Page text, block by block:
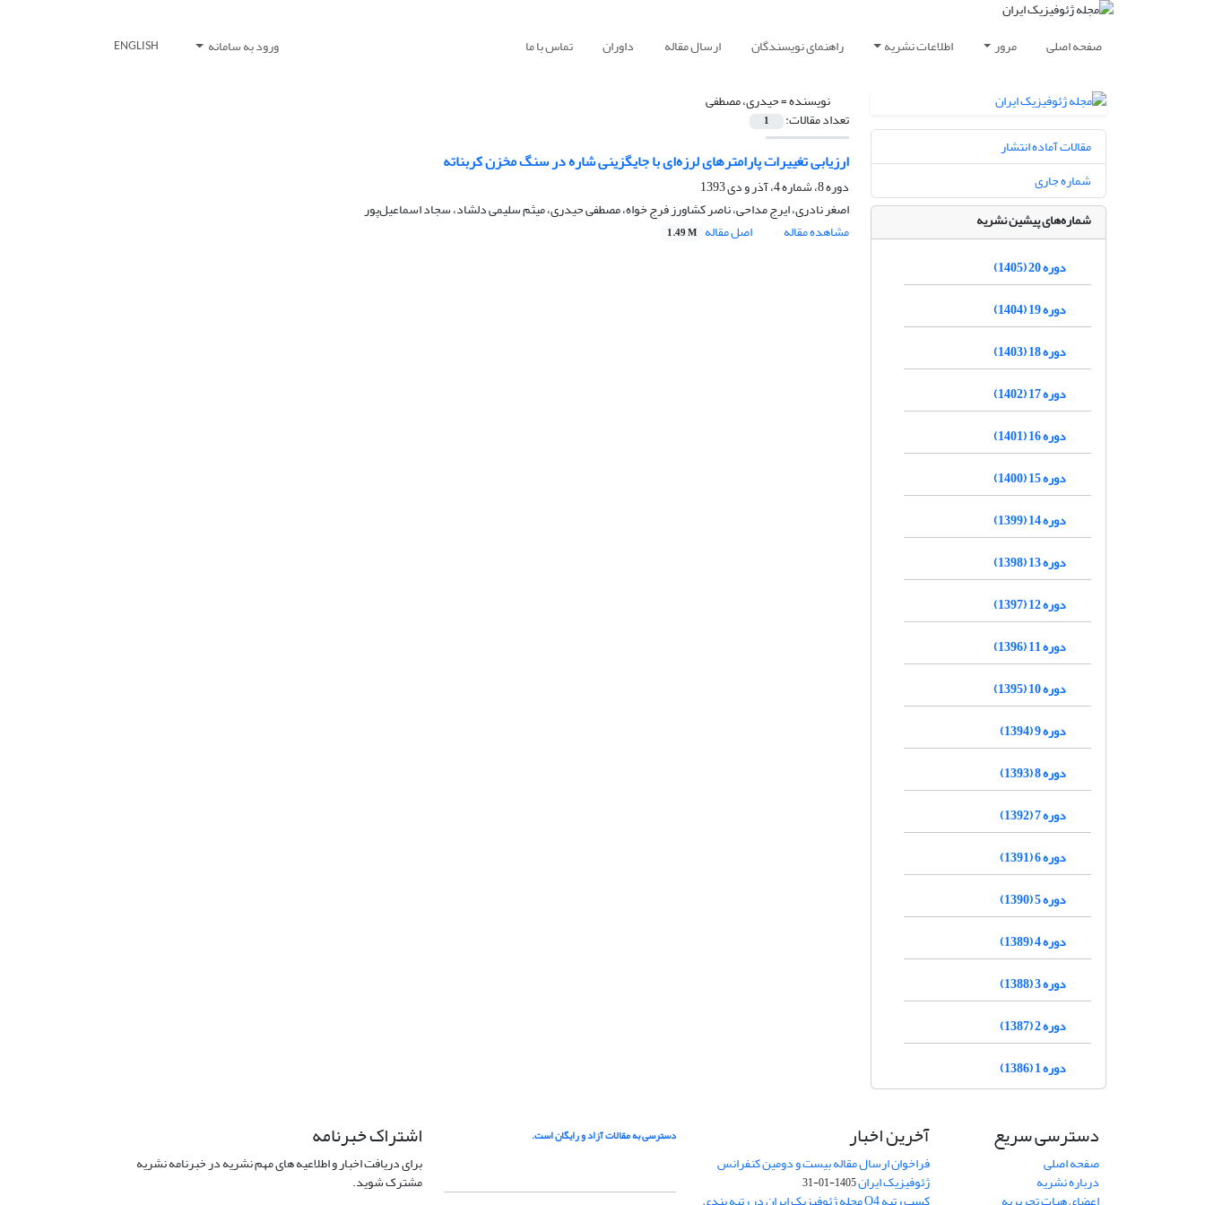
صفحه اصلی مرور اطلاعات نشریه راهنمای نویسندگان ارسال مقاله داوران تماس با ما ورود به سامانه ENGLISH
نویسنده =حیدری، مصطفی
تعداد مقالات: 1
ارزیابی تغییرات پارامترهای لرزه‌‌ای با جایگزینی شاره‌‌ در سنگ مخزن کربناته
دوره 8، شماره 4، آذر و دی 1393
اصغر نادری، ایرج مداحی، ناصر کشاورز فرج خواه، مصطفی حیدری، میثم سلیمی دلشاد، سجاد اسماعیل‌‌پور
مشاهده مقاله
اصل مقاله 1.49 M
مقالات آماده انتشار
شماره جاری
شماره‌های پیشین نشریه
دوره 20 (1405)
دوره 19 (1404)
دوره 18 (1403)
دوره 17 (1402)
دوره 16 (1401)
دوره 15 (1400)
دوره 14 (1399)
دوره 13 (1398)
دوره 12 (1397)
دوره 11 (1396)
دوره 10 (1395)
دوره 9 (1394)
دوره 8 (1393)
دوره 7 (1392)
دوره 6 (1391)
دوره 5 (1390)
دوره 4 (1389)
دوره 3 (1388)
دوره 2 (1387)
دوره 1 (1386)
دسترسی سریع
صفحه اصلی
درباره نشریه
آخرین اخبار
فراخوان ارسال مقاله بیست و دومین کنفرانس
ژئوفیزیک ایران1405-01-31
دسترسی به مقالات آزاد و رایگان است. اشتراک خبرنامه
برای دریافت اخبار و اطلاعیه های مهم نشریه در خبرنامه نشریه
مشترک شوید.